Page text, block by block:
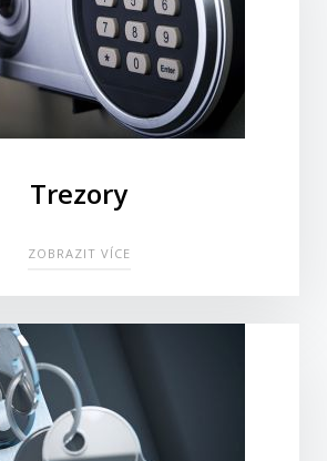
Trezory
ZOBRAZIT VÍCE